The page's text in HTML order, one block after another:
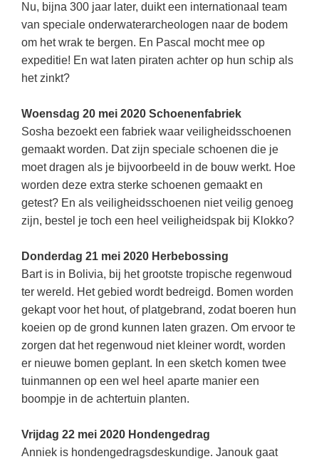
Nu, bijna 300 jaar later, duikt een internationaal team
van speciale onderwaterarcheologen naar de bodem
om het wrak te bergen. En Pascal mocht mee op
expeditie! En wat laten piraten achter op hun schip als
het zinkt?
Woensdag 20 mei 2020 Schoenenfabriek
Sosha bezoekt een fabriek waar veiligheidsschoenen
gemaakt worden. Dat zijn speciale schoenen die je
moet dragen als je bijvoorbeeld in de bouw werkt. Hoe
worden deze extra sterke schoenen gemaakt en
getest? En als veiligheidsschoenen niet veilig genoeg
zijn, bestel je toch een heel veiligheidspak bij Klokko?
Donderdag 21 mei 2020 Herbebossing
Bart is in Bolivia, bij het grootste tropische regenwoud
ter wereld. Het gebied wordt bedreigd. Bomen worden
gekapt voor het hout, of platgebrand, zodat boeren hun
koeien op de grond kunnen laten grazen. Om ervoor te
zorgen dat het regenwoud niet kleiner wordt, worden
er nieuwe bomen geplant. In een sketch komen twee
tuinmannen op een wel heel aparte manier een
boompje in de achtertuin planten.
Vrijdag 22 mei 2020 Hondengedrag
Anniek is hondengedragsdeskundige. Janouk gaat